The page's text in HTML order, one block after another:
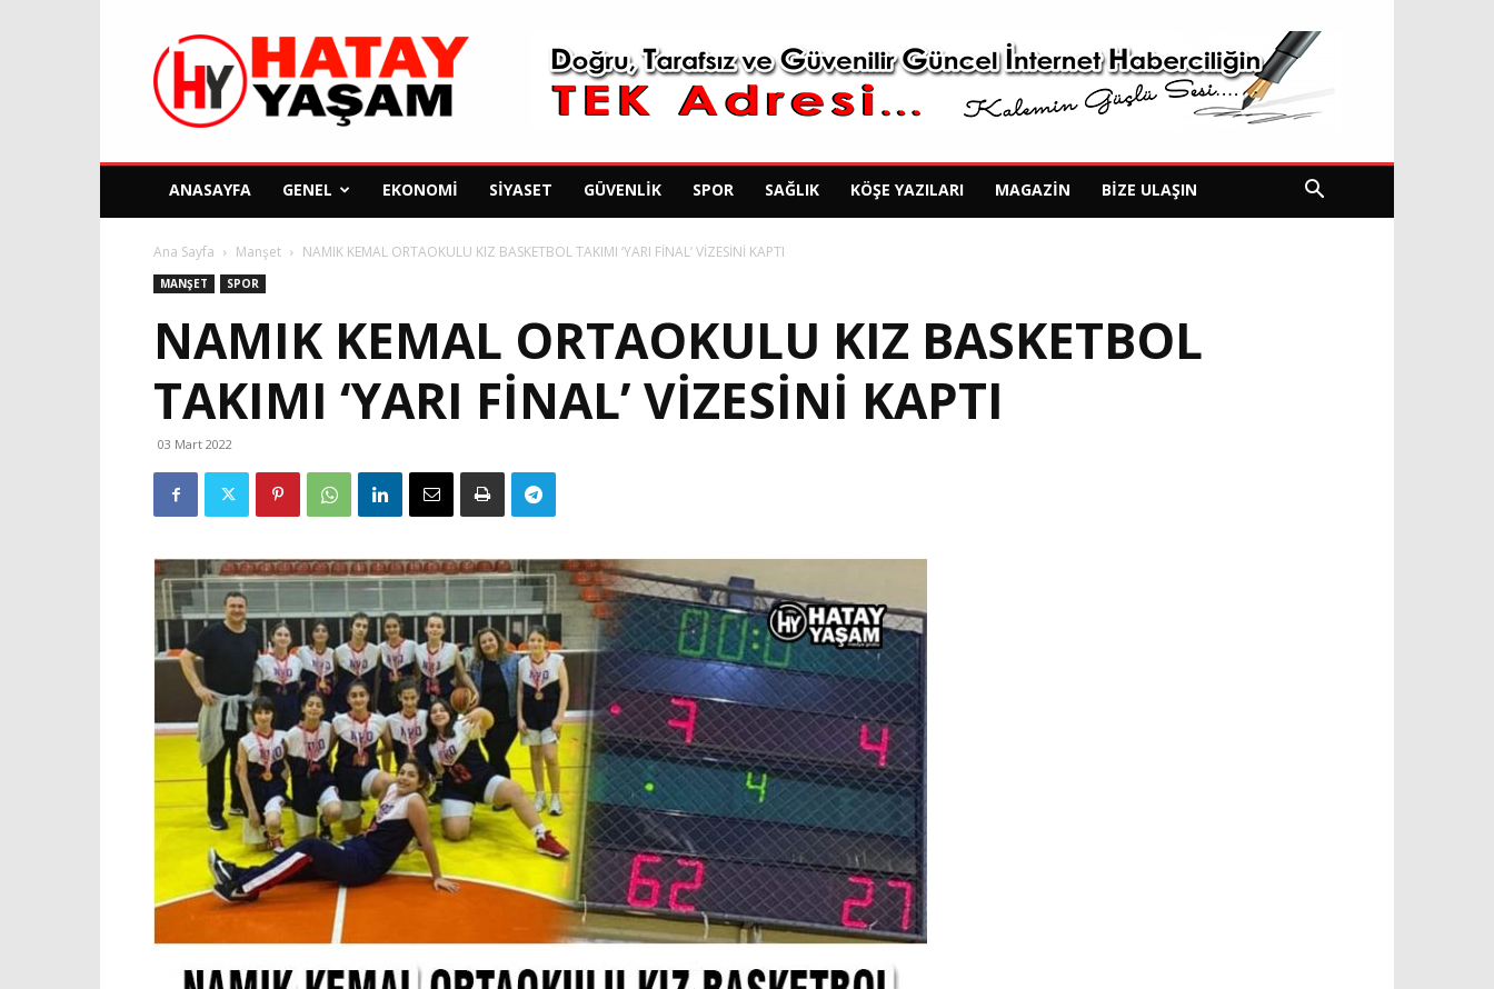
Hatay
Yaşam
Gazetesi
ANASAYFA GENEL EKONOMI SIYASET GÜVENLIK SPOR SAĞLIK KÖŞE YAZILARI MAGAZIN BIZE ULAŞIN
Ana Sayfa Manşet NAMIK KEMAL ORTAOKULU KIZ BASKETBOL TAKIMI ‘YARI FİNAL’ VİZESİNİ KAPTI
MANŞET SPOR
NAMIK KEMAL ORTAOKULU KIZ BASKETBOL
TAKIMI ‘YARI FİNAL’ VİZESİNİ KAPTI
03 Mart 2022